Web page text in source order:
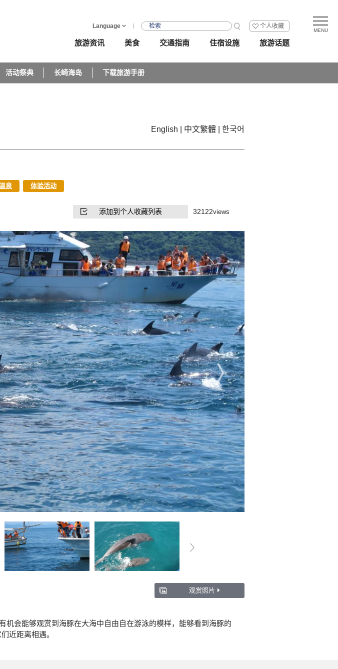
Language 个人收藏
旅游资讯 美食 交通指南 住宿设施 旅游话题
活动祭典 长崎海岛 下载旅游手册
English 中文繁體 한국어
泉 体验活动
添加到个人收藏列表 32122views
观赏照片
会能够观赏到海豚在大海中自由自在游泳的模样，能够看到海豚的
近距离相遇。